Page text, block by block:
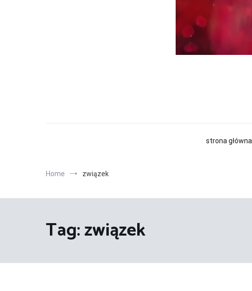
strona główna
Home związek
Tag:związek